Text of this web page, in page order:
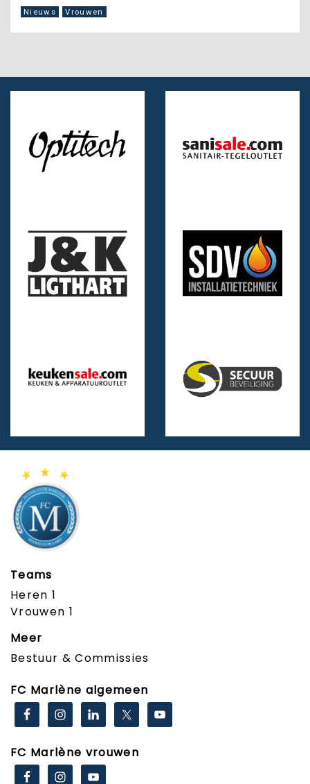
Nieuws Vrouwen
Teams
Heren 1
Vrouwen 1
Meer
Bestuur & Commissies
FC Marlène algemeen
FC Marlène vrouwen